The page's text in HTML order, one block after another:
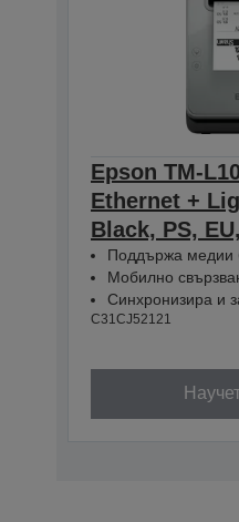
Epson TM-
Ethernet +
Black, PS,
Поддържа медии
Мобилно
Синхронизира и
C31CJ52121